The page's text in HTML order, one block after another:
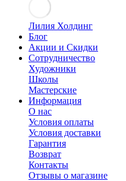
Лилия Холдинг
Блог
Акции и Скидки
Сотрудничество
Художники
Школы
Мастерские
Информация
О нас
Условия оплаты
Условия доставки
Гарантия
Возврат
Контакты
Отзывы о магазине